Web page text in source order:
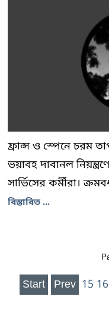
ফ্রান্স ও স্পেনে চরম
ভয়াবহ দাবানল
সার্ভিসের কর্মীরা।
বিস্তারিত ...
Start Prev 15 16